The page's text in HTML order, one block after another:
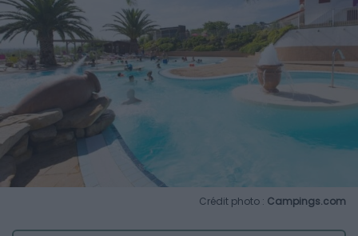
Crédit photo : Campings.com